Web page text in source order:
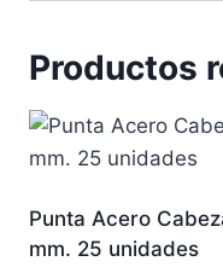
Productos
Punta Acero
mm. 25 unidades